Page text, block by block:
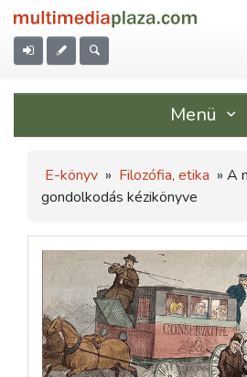
Menü
E-könyv » Filozófia, etika » A
gondolkodás kézikönyve